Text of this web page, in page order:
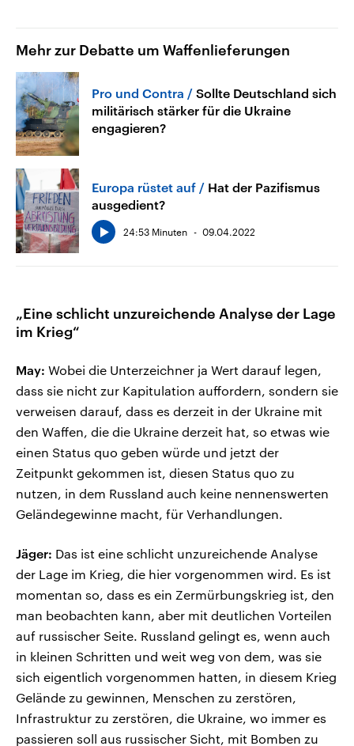
Mehr zur Debatte um Waffenlieferungen
Pro und Contra
Sollte Deutschland sich
militärisch stärker für die Ukraine
engagieren?
Europa rüstet auf
Hat der Pazifismus
ausgedient?
24:53 Minuten 09.04.2022
„Eine schlicht unzureichende Analyse der Lage
im Krieg“
May: Wobei die Unterzeichner ja Wert darauf legen,
dass sie nicht zur Kapitulation auffordern, sondern sie
verweisen darauf, dass es derzeit in der Ukraine mit
den Waffen, die die Ukraine derzeit hat, so etwas wie
einen Status quo geben würde und jetzt der
Zeitpunkt gekommen ist, diesen Status quo zu
nutzen, in dem Russland auch keine nennenswerten
Geländegewinne macht, für Verhandlungen.
Jäger: Das ist eine schlicht unzureichende Analyse
der Lage im Krieg, die hier vorgenommen wird. Es ist
momentan so, dass es ein Zermürbungskrieg ist, den
man beobachten kann, aber mit deutlichen Vorteilen
auf russischer Seite. Russland gelingt es, wenn auch
in kleinen Schritten und weit weg von dem, was sie
sich eigentlich vorgenommen hatten, in diesem Krieg
Gelände zu gewinnen, Menschen zu zerstören,
Infrastruktur zu zerstören, die Ukraine, wo immer es
passieren soll aus russischer Sicht, mit Bomben zu